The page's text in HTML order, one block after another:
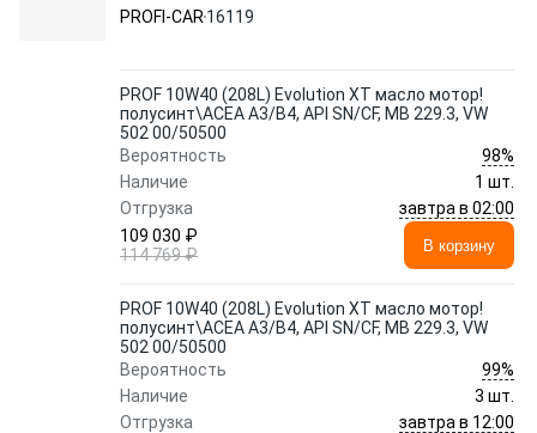
MB 229.3, VW 502 00/50500
PROFI-CAR 16119
PROF 10W40 (208L) Evolution XT масло мотор!
полусинт\ACEA A3/B4, API SN/CF, MB 229.3, VW
502 00/50500
Вероятность
98%
Наличие
1 шт.
Отгрузка
завтра в 02:00
109 030 ₽
114 769 ₽
В корзину
PROF 10W40 (208L) Evolution XT масло мотор!
полусинт\ACEA A3/B4, API SN/CF, MB 229.3, VW
502 00/50500
Вероятность
99%
Наличие
3 шт.
Отгрузка
завтра в 12:00